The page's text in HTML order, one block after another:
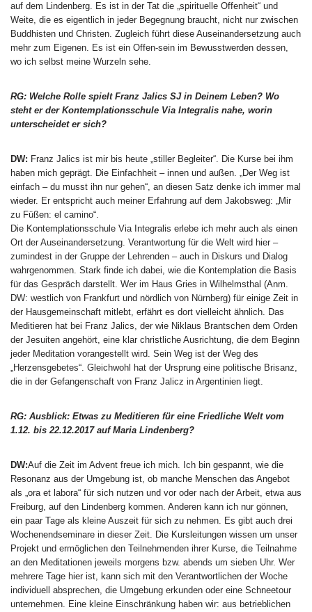
auf dem Lindenberg. Es ist in der Tat die „spirituelle Offenheit“ und
Weite, die es eigentlich in jeder Begegnung braucht, nicht nur zwischen
Buddhisten und Christen. Zugleich führt diese Auseinandersetzung auch
mehr zum Eigenen. Es ist ein Offen-sein im Bewusstwerden dessen,
wo ich selbst meine Wurzeln sehe.
RG: Welche Rolle spielt Franz Jalics SJ in Deinem Leben? Wo
steht er der Kontemplationsschule Via Integralis nahe, worin
unterscheidet er sich?
DW: Franz Jalics ist mir bis heute „stiller Begleiter“. Die Kurse bei ihm
haben mich geprägt. Die Einfachheit – innen und außen. „Der Weg ist
einfach – du musst ihn nur gehen“, an diesen Satz denke ich immer mal
wieder. Er entspricht auch meiner Erfahrung auf dem Jakobsweg: „Mir
zu Füßen: el camino“.
Die Kontemplationsschule Via Integralis erlebe ich mehr auch als einen
Ort der Auseinandersetzung. Verantwortung für die Welt wird hier –
zumindest in der Gruppe der Lehrenden – auch in Diskurs und Dialog
wahrgenommen. Stark finde ich dabei, wie die Kontemplation die Basis
für das Gespräch darstellt. Wer im Haus Gries in Wilhelmsthal (Anm.
DW: westlich von Frankfurt und nördlich von Nürnberg) für einige Zeit in
der Hausgemeinschaft mitlebt, erfährt es dort vielleicht ähnlich. Das
Meditieren hat bei Franz Jalics, der wie Niklaus Brantschen dem Orden
der Jesuiten angehört, eine klar christliche Ausrichtung, die dem Beginn
jeder Meditation vorangestellt wird. Sein Weg ist der Weg des
„Herzensgebetes“. Gleichwohl hat der Ursprung eine politische Brisanz,
die in der Gefangenschaft von Franz Jalicz in Argentinien liegt.
RG: Ausblick: Etwas zu Meditieren für eine Friedliche Welt vom
1.12. bis 22.12.2017 auf Maria Lindenberg?
DW:Auf die Zeit im Advent freue ich mich. Ich bin gespannt, wie die
Resonanz aus der Umgebung ist, ob manche Menschen das Angebot
als „ora et labora“ für sich nutzen und vor oder nach der Arbeit, etwa aus
Freiburg, auf den Lindenberg kommen. Anderen kann ich nur gönnen,
ein paar Tage als kleine Auszeit für sich zu nehmen. Es gibt auch drei
Wochenendseminare in dieser Zeit. Die Kursleitungen wissen um unser
Projekt und ermöglichen den Teilnehmenden ihrer Kurse, die Teilnahme
an den Meditationen jeweils morgens bzw. abends um sieben Uhr. Wer
mehrere Tage hier ist, kann sich mit den Verantwortlichen der Woche
individuell absprechen, die Umgebung erkunden oder eine Schneetour
unternehmen. Eine kleine Einschränkung haben wir: aus betrieblichen